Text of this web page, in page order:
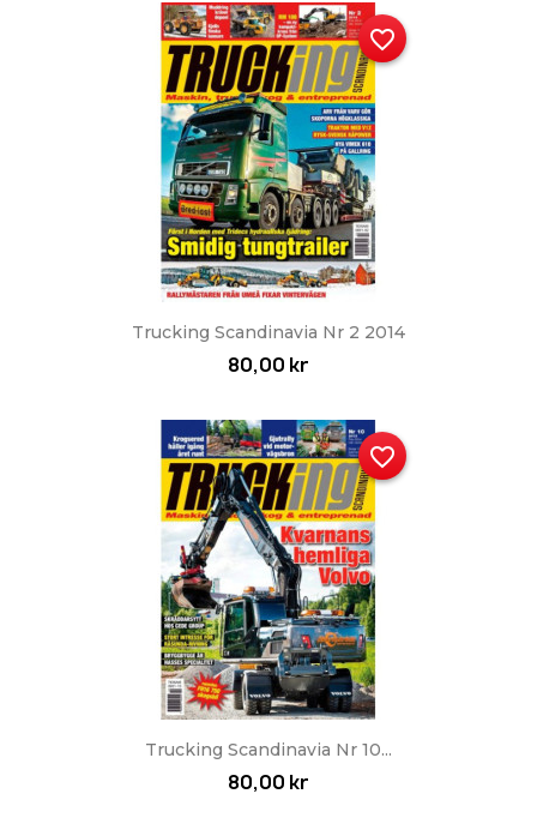
Trucking Scandinavia Nr 2 2014
80,00 kr
favorite_border
Trucking Scandinavia Nr 10...
80,00 kr
favorite_border